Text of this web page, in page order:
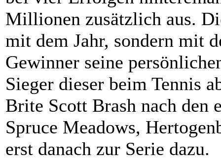
Millionen zusätzlich aus.
mit dem Jahr, sondern mit
Gewinner seine
Sieger dieser beim Tennis
Brite Scott Brash nach den
Spruce Meadows,
erst danach zur Serie dazu.